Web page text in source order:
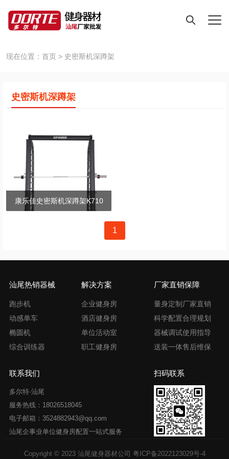
现在位置： 首页 > 史密斯机深蹲架
史密斯机深蹲架
康乐佳史密斯机深蹲架K710
1
汕尾热销器械
跑步机
动感单车
椭圆机
综合训练器
解决方案
企业健身房
酒店健身房
单位活动室
职工健身房
厂家直销保障
量身定制厂家直销
科学配置合理规划
器械调试使用指导
送装一体售后维保
联系我们
多尔特·汕尾
服务热线：18026518045
电子邮箱：3524882943@qq.com
汕尾企事业单位健身房配置一站式服务
扫码联系
Copyright © 2023 汕尾健身器材公司 粤ICP备2022123029号-4